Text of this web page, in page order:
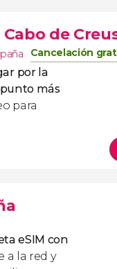
de
Cancelación
por la
punto más
para
eSIM con
a la red y